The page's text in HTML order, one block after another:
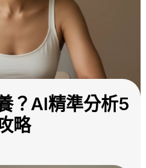
？AI精準分析5
略